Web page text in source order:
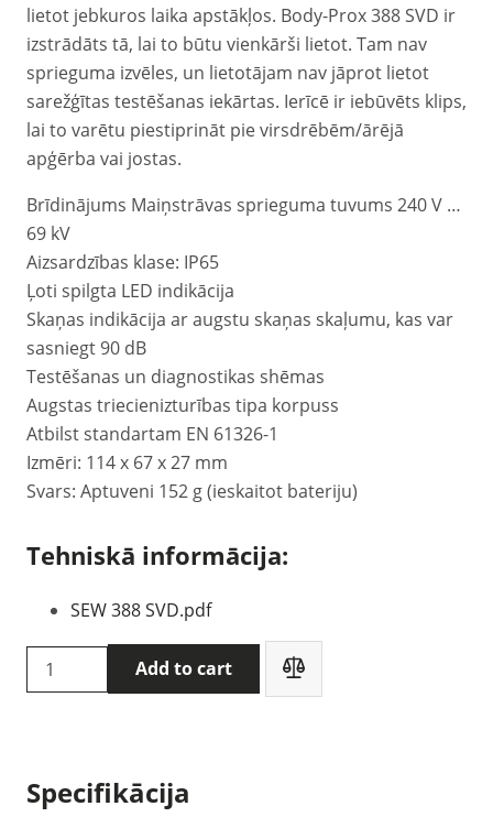
lietot jebkuros laika apstākļos. Body-Prox 388 SVD ir
izstrādāts tā, lai to būtu vienkārši lietot. Tam nav
sprieguma izvēles, un lietotājam nav jāprot lietot
sarežģītas testēšanas iekārtas. Ierīcē ir iebūvēts klips,
lai to varētu piestiprināt pie virsdrēbēm/ārējā
apģērba vai jostas.
Brīdinājums Maiņstrāvas sprieguma tuvums 240 V …
69 kV
Aizsardzības klase: IP65
Ļoti spilgta LED indikācija
Skaņas indikācija ar augstu skaņas skaļumu, kas var
sasniegt 90 dB
Testēšanas un diagnostikas shēmas
Augstas triecienizturības tipa korpuss
Atbilst standartam EN 61326-1
Izmēri: 114 x 67 x 27 mm
Svars: Aptuveni 152 g (ieskaitot bateriju)
Tehniskā informācija:
SEW 388 SVD.pdf
SEW
388
tuvuma
Add to cart
Specifikācija